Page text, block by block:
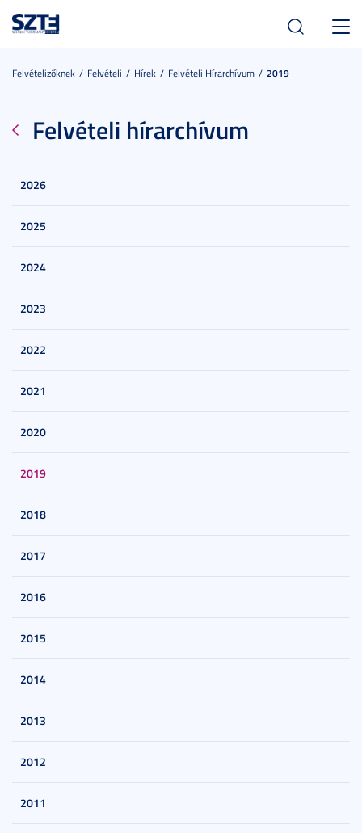
Felvételizőknek Felvételi Hírek Felvételi Hírarchívum 2019
Felvételi hírarchívum
2026
2025
2024
2023
2022
2021
2020
2019
2018
2017
2016
2015
2014
2013
2012
2011